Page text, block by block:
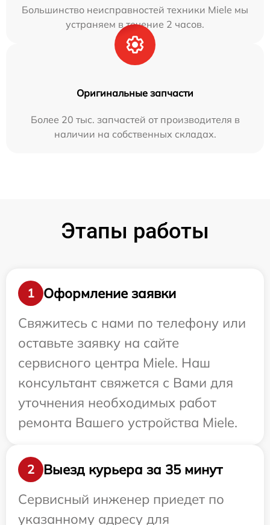
Большинство неисправностей техники Miele мы
устраняем в течение 2 часов.
Оригинальные запчасти
Более 20 тыс. запчастей от производителя в
наличии на собственных складах.
Этапы работы
1
Оформление заявки
Свяжитесь с нами по телефону или
оставьте заявку на сайте
сервисного центра Miele. Наш
консультант свяжется с Вами для
уточнения необходимых работ
ремонта Вашего устройства Miele.
2
Выезд курьера за 35 минут
Сервисный инженер приедет по
указанному адресу для